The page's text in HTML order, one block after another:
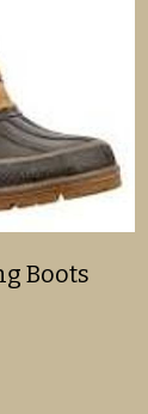
Boots